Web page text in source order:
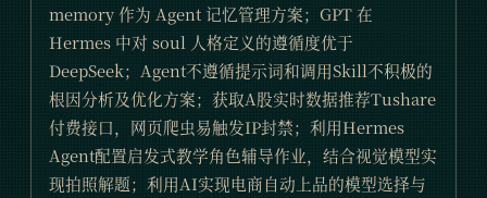
memory 作为 Agent 记忆管理方案；GPT 在
Hermes 中对 soul 人格定义的遵循度优于
DeepSeek；Agent不遵循提示词和调用Skill不积极的
根因分析及优化方案；获取A股实时数据推荐Tushare
付费接口，网页爬虫易触发IP封禁；利用Hermes
Agent配置启发式教学角色辅导作业，结合视觉模型实
现拍照解题；利用AI实现电商自动上品的模型选择与